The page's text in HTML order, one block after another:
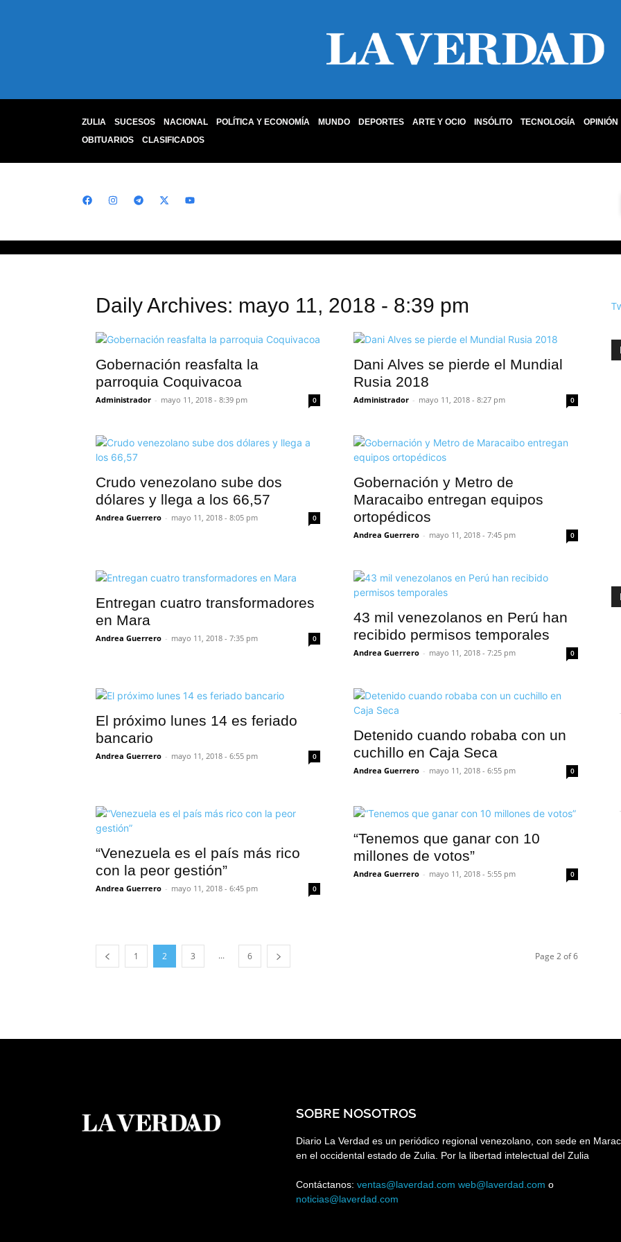
ZULIA SUCESOS NACIONAL POLÍTICA Y ECONOMÍA MUNDO DEPORTES ARTE Y OCIO INSÓLITO TECNOLOGÍA OPINIÓN
OBITUARIOS
CLASIFICADOS
Daily Archives: mayo 11, 2018 - 8:39 pm
Gobernación reasfalta la
parroquia Coquivacoa
Administrador - mayo 11, 2018 - 8:39 pm 0
Dani Alves se pierde el Mundial
Rusia 2018
Administrador - mayo 11, 2018 - 8:27 pm 0
Crudo venezolano sube dos
dólares y llega a los 66,57
Andrea Guerrero - mayo 11, 2018 - 8:05 pm 0
Gobernación y Metro de
Maracaibo entregan equipos
ortopédicos
Andrea Guerrero - mayo 11, 2018 - 7:45 pm 0
Entregan cuatro transformadores
en Mara
Andrea Guerrero - mayo 11, 2018 - 7:35 pm 0
43 mil venezolanos en Perú han
recibido permisos temporales
Andrea Guerrero - mayo 11, 2018 - 7:25 pm 0
El próximo lunes 14 es feriado
bancario
Andrea Guerrero - mayo 11, 2018 - 6:55 pm 0
Detenido cuando robaba con un
cuchillo en Caja Seca
Andrea Guerrero - mayo 11, 2018 - 6:55 pm 0
“Venezuela es el país más rico
con la peor gestión”
Andrea Guerrero - mayo 11, 2018 - 6:45 pm 0
“Tenemos que ganar con 10
millones de votos”
Andrea Guerrero - mayo 11, 2018 - 5:55 pm 0
1 2 3 ... 6 Page 2 of 6
SOBRE NOSOTROS
Diario La Verdad es un periódico regional venezolano, con sede en
en el occidental estado de Zulia. Por la libertad intelectual del Zulia
Contáctanos: ventas@laverdad.com web@laverdad.com o
noticias@laverdad.com